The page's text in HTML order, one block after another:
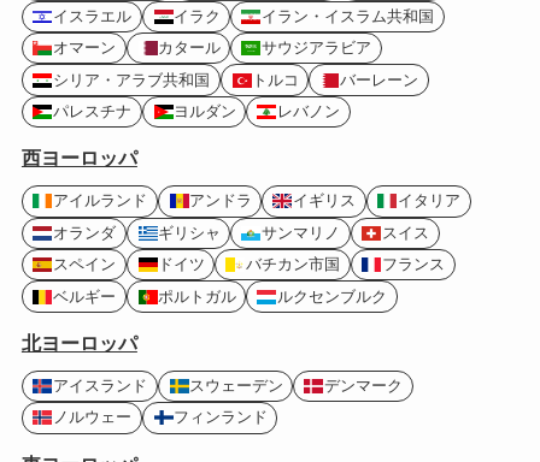
イスラエル
イラク
イラン・イスラム共和国
オマーン
カタール
サウジアラビア
シリア・アラブ共和国
トルコ
バーレーン
パレスチナ
ヨルダン レバノン
西ヨーロッパ
アイルランド アンドラ イギリス
イタリア
オランダ
ギリシャ サンマリノ
スイス
スペイン
ドイツ バチカン市国
フランス
ベルギー
ポルトガル ルクセンブルク
北ヨーロッパ
アイスランド スウェーデン
デンマーク
ノルウェー
フィンランド